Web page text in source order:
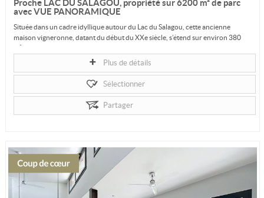
Proche LAC DU SALAGOU, propriété sur 6200 m² de parc
avec VUE PANORAMIQUE
Située dans un cadre idyllique autour du Lac du Salagou, cette ancienne
maison vigneronne, datant du début du XXe siècle, s’étend sur environ 380
m²...
Plus de détails
Sélectionner
Partager